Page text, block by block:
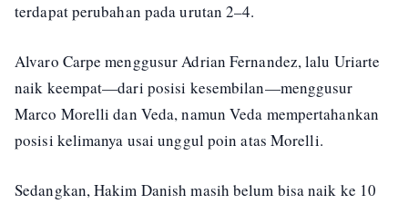
terdapat perubahan pada urutan 2–4.
Alvaro Carpe menggusur Adrian Fernandez, lalu Uriarte
naik keempat—dari posisi kesembilan—menggusur
Marco Morelli dan Veda, namun Veda mempertahankan
posisi kelimanya usai unggul poin atas Morelli.
Sedangkan, Hakim Danish masih belum bisa naik ke 10